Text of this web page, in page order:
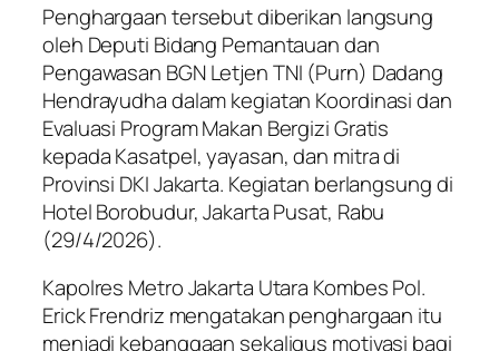
Penghargaan tersebut diberikan langsung
oleh Deputi Bidang Pemantauan dan
Pengawasan BGN Letjen TNI (Purn) Dadang
Hendrayudha dalam kegiatan Koordinasi dan
Evaluasi Program Makan Bergizi Gratis
kepada Kasatpel, yayasan, dan mitra di
Provinsi DKI Jakarta. Kegiatan berlangsung di
Hotel Borobudur, Jakarta Pusat, Rabu
(29/4/2026).
Kapolres Metro Jakarta Utara Kombes Pol.
Erick Frendriz mengatakan penghargaan itu
menjadi kebanggaan sekaligus motivasi bagi